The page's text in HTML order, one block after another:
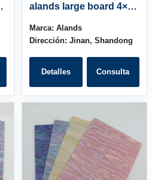
alands large board 4×8
Marca: Alands
Dirección: Jinan, Shandong
Detalles Consulta